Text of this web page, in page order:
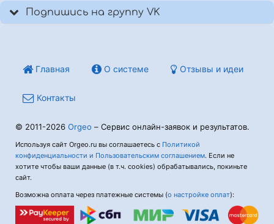
Подпишись на группу VK
Главная О системе Отзывы и идеи
Контакты
© 2011-2026 Orgeo – Сервис онлайн-заявок и результатов.
Используя сайт Orgeo.ru вы соглашаетесь с Политикой
конфиденциальности и Пользовательским соглашением. Если не
хотите чтобы ваши данные (в т.ч. cookies) обрабатывались, покиньте
сайт.
Возможна оплата через платежные системы (о настройке оплат):